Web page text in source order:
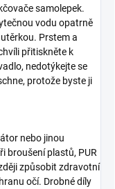
samolepek.
vodu opatrně
Prstem a
přitiskněte k
nedotýkejte se
protože byste ji
nebo jinou
broušení plastů, PUR
způsobit zdravotní
očí. Drobné díly